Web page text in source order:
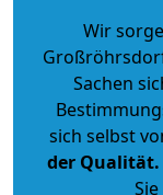
Wir
Sachen
sich selbst
der Qualität.